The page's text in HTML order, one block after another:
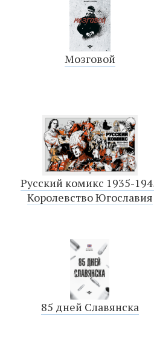
Мозговой
Русский комикс 1935-
Королевство Югославия
85 дней Славянска